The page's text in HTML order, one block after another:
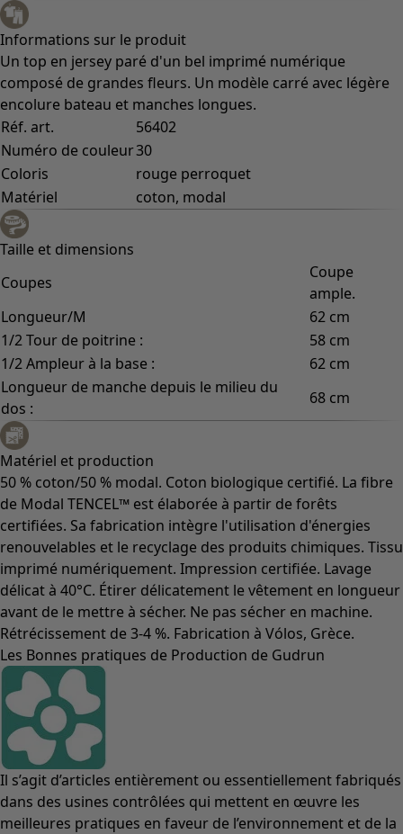
Informations sur le produit
Un top en jersey paré d'un bel imprimé numérique
composé de grandes fleurs. Un modèle carré avec légère
encolure bateau et manches longues.
Réf. art.
56402
Numéro de couleur30
Coloris
rouge perroquet
Matériel
coton, modal
Taille et dimensions
Coupes
Coupe
ample.
Longueur/M
62 cm
1/2 Tour de poitrine :
58 cm
1/2 Ampleur à la base :
62 cm
Longueur de manche depuis le milieu du
dos :
68 cm
Matériel et production
50 % coton/50 % modal. Coton biologique certifié. La fibre
de Modal TENCEL™ est élaborée à partir de forêts
certifiées. Sa fabrication intègre l'utilisation d'énergies
renouvelables et le recyclage des produits chimiques. Tissu
imprimé numériquement. Impression certifiée. Lavage
délicat à 40°C. Étirer délicatement le vêtement en longueur
avant de le mettre à sécher. Ne pas sécher en machine.
Rétrécissement de 3-4 %. Fabrication à Vólos, Grèce.
Les Bonnes pratiques de Production de Gudrun
Il s’agit d’articles entièrement ou essentiellement fabriqués
dans des usines contrôlées qui mettent en œuvre les
meilleures pratiques en faveur de l’environnement et de la